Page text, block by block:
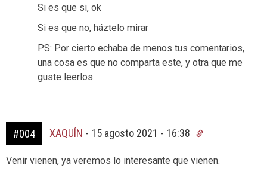
Si es que si, ok
Si es que no, háztelo mirar
PS: Por cierto echaba de menos tus comentarios,
una cosa es que no comparta este, y otra que me
guste leerlos.
#004 XAQUÍN - 15 agosto 2021 - 16:38
Venir vienen, ya veremos lo interesante que vienen.